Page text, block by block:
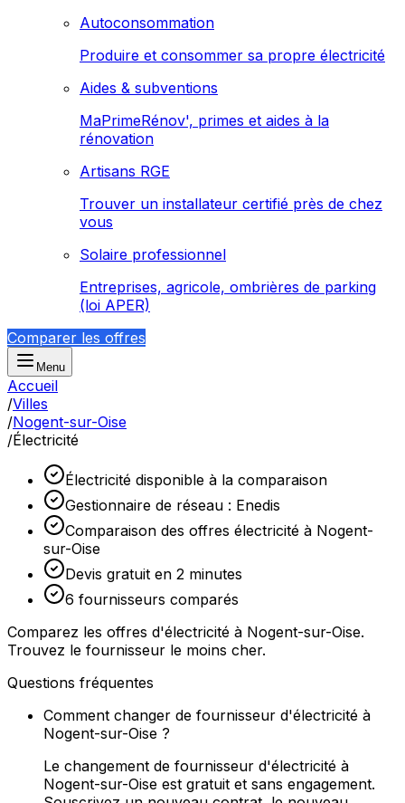
Autoconsommation
Produire et consommer sa propre électricité
Aides & subventions
MaPrimeRénov', primes et aides à la
rénovation
Artisans RGE
Trouver un installateur certifié près de chez
vous
Solaire professionnel
Entreprises, agricole, ombrières de parking
(loi APER)
Comparer les offres
Menu
Accueil
/Villes
/Nogent-sur-Oise
/Électricité
Électricité disponible à la comparaison
Gestionnaire de réseau : Enedis
Comparaison des offres électricité à Nogent-
sur-Oise
Devis gratuit en 2 minutes
6 fournisseurs comparés
Comparez les offres d'électricité à Nogent-sur-Oise.
Trouvez le fournisseur le moins cher.
Questions fréquentes
Comment changer de fournisseur d'électricité à
Nogent-sur-Oise ?
Le changement de fournisseur d'électricité à
Nogent-sur-Oise est gratuit et sans engagement.